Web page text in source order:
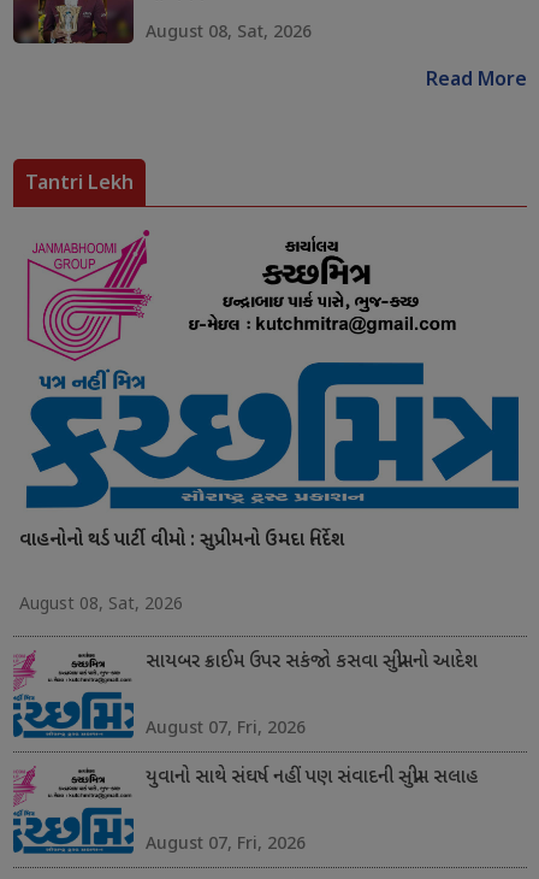
August 08, Sat, 2026
Read More
Tantri Lekh
વાહનોનો થર્ડ પાર્ટી વીમો : સુપ્રીમનો ઉમદા નિર્દેશ
August 08, Sat, 2026
સાયબર ક્રાઈમ ઉપર સકંજો કસવા સુપ્રીમનો આદેશ
August 07, Fri, 2026
યુવાનો સાથે સંઘર્ષ નહીં પણ સંવાદની સુપ્રીમ સલાહ
August 07, Fri, 2026